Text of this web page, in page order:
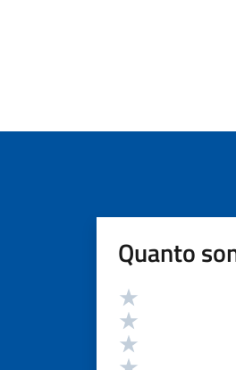
Quanto
Valutazione